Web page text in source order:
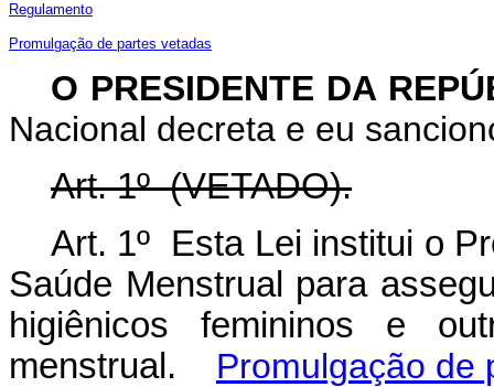
Regulamento
Promulgação de partes vetadas
O PRESIDENTE DA
Nacional decreta e eu
Art. 1º(VETADO).
Art. 1º Esta Lei institui o
Saúde Menstrual para
higiênicos femininos e
menstrual. Promulgação de